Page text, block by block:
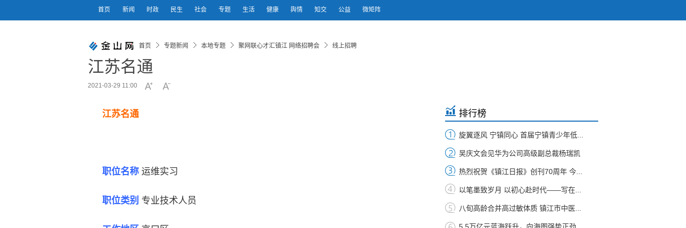
首页 新闻 时政 民生 社会 专题 生活 健康 舆情 知交 公益 微矩阵
首页 专题新闻 本地专题 聚网联心才汇镇江 网络招聘会 线上招聘
江苏名通
2021-03-29 11:00
江苏名通
职位名称 运维实习
职位类别 专业技术人员
排行榜
旋翼逐风 宁镇同心 首届宁镇青少年低...
吴庆文会见华为公司高级副总裁杨瑞凯
热烈祝贺《镇江日报》创刊70周年 今...
以笔墨致岁月 以初心赴时代——写在...
八旬高龄合并高过敏体质 镇江市中医...